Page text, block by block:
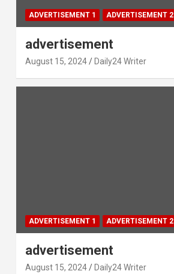
ADVERTISEMENT 1 ADVERTISEMENT 2
advertisement
August 15, 2024 Daily24 Writer
ADVERTISEMENT 1 ADVERTISEMENT 2
advertisement
August 15, 2024 Daily24 Writer